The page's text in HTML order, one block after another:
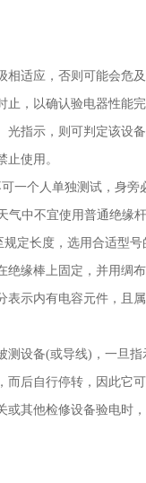
适应，否则可能会
，以确认验电器性
指示，则可判定该
禁止使用。
一个人单独测试，身旁
气中不宜使用普通绝
规定长度，选用合适
绝缘棒上固定，并
示内有电容元件，
测设备(或导线) ，一旦
而后自行停转，因此
其他检修设备验电